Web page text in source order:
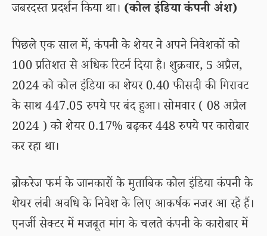
जबरदस्त प्रदर्शन किया था। (कोल इंडिया कंपनी अंश)
पिछले एक साल में, कंपनी के शेयर ने अपने निवेशकों को
100 प्रतिशत से अधिक रिटर्न दिया है। शुक्रवार, 5 अप्रैल,
2024 को कोल इंडिया का शेयर 0.40 फीसदी की गिरावट
के साथ 447.05 रुपये पर बंद हुआ। सोमवार ( 08 अप्रैल
2024 ) को शेयर 0.17% बढ़कर 448 रुपये पर कारोबार
कर रहा था।
ब्रोकरेज फर्म के जानकारों के मुताबिक कोल इंडिया कंपनी के
शेयर लंबी अवधि के निवेश के लिए आकर्षक नजर आ रहे हैं।
एनर्जी सेक्टर में मजबूत मांग के चलते कंपनी के कारोबार में